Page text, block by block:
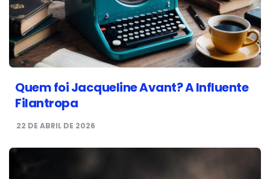
Quem foi Jacqueline Avant? A Influente
Filantropa
22 DE ABRIL DE 2026